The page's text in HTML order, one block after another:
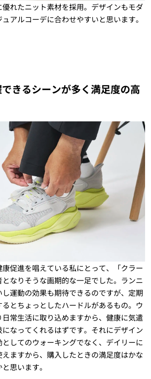
れたニット素材を採用。デザインもモダ
アルコーデに合わせやすいと思います。
できるシーンが多く満足度の高
促進を唱えている私にとって、「クラー
なりそうな画期的な一足でした。ランニ
運動の効果も期待できるのですが、定期
とちょっとしたハードルがあるもの。ウ
常生活に取り込めますから、健康に気遣
なってくれるはずです。それにデザイン
してのウォーキングでなく、デイリーに
ますから、購入したときの満足度はかな
思います。